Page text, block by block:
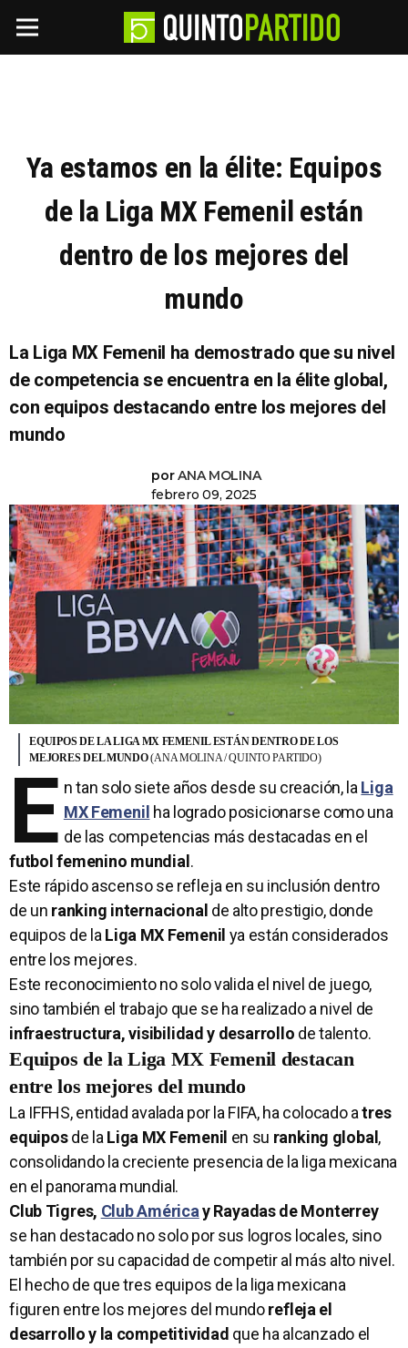
Ya estamos en la élite: Equipos
de la Liga MX Femenil están
dentro de los mejores del
mundo
La Liga MX Femenil ha demostrado que su nivel
de competencia se encuentra en la élite global,
con equipos destacando entre los mejores del
mundo
porANA MOLINA
febrero 09, 2025
EQUIPOS DE LA LIGA MX FEMENIL ESTÁN DENTRO DE LOS
MEJORES DEL MUNDO(ANA MOLINA / QUINTO PARTIDO)
E n tan solo siete años desde su creación, laLiga
MX Femenil ha logrado posicionarse como una
de las competencias más destacadas en el
futbol femenino mundial .
Este rápido ascenso se refleja en su inclusión dentro
de un ranking internacional de alto prestigio, donde
equipos de laLiga MX Femenil ya están considerados
entre los mejores.
Este reconocimiento no solo valida el nivel de juego,
sino también el trabajo que se ha realizado a nivel de
infraestructura, visibilidad y desarrollo de talento.
Equipos de la Liga MX Femenil destacan
entre los mejores del mundo
La IFFHS, entidad avalada por la FIFA, ha colocado atres
equiposde laLiga MX Femenil en su ranking global ,
consolidando la creciente presencia de la liga mexicana
en el panorama mundial.
Club Tigres, Club Américay Rayadas de Monterrey
se han destacado no solo por sus logros locales, sino
también por su capacidad de competir al más alto nivel.
El hecho de que tres equipos de la liga mexicana
figuren entre los mejores del mundorefleja el
desarrollo y la competitividad que ha alcanzado el